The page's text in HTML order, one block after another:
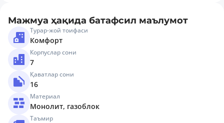
Мажмуа ҳақида батафсил маълумот
Турар-жой тоифаси
Комфорт
Корпуслар сони
7
Қаватлар сони
16
Материал
Монолит, газоблок
Таъмир